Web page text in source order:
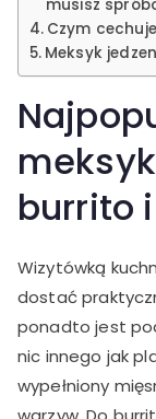
musisz
Czym
Meksyk
burrito
Wizytówką
dostać
ponadto jest
nic innego jak
wypełniony